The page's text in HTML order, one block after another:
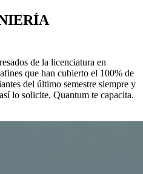
de la licenciatura en
que han cubierto el 100% de
del último semestre siempre y
lo solicite. Quantum te capacita.